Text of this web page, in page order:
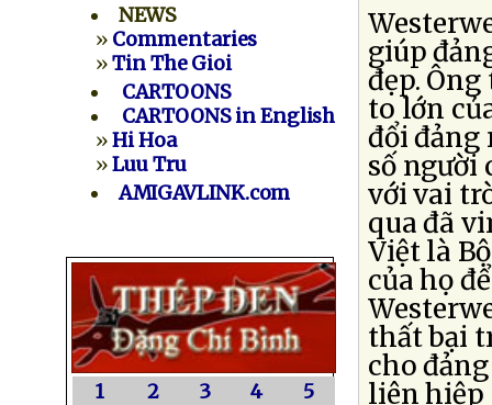
NEWS
» Commentaries
»Tin The Gioi
CARTOONS
CARTOONS in English
»Hi Hoa
»Luu Tru
AMIGAVLINK.com
1 2 3 4
5
giúp
đẹp.
to lớn
đổi đảng
số người
với vai
qua đã
Việt là
của họ
thất bại
cho
liên hiệp